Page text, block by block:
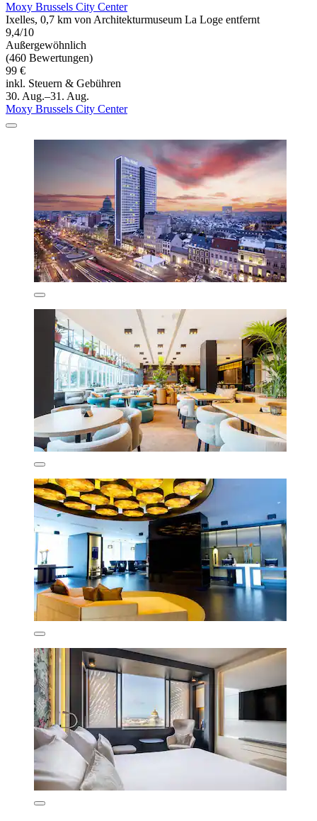
Moxy Brussels City Center
Ixelles, 0,7 km von Architekturmuseum La Loge entfernt
9,4/10
Außergewöhnlich
(460 Bewertungen)
99 €
inkl. Steuern & Gebühren
30. Aug.–31. Aug.
Moxy Brussels City Center